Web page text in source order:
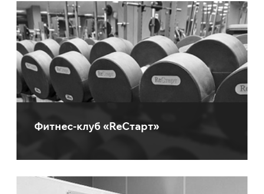
Фитнес-клуб «ReСтарт»